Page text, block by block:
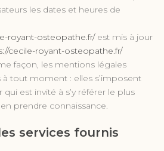
les dates et heures de
royant-osteopathe.fr/est mis à jour
cecile-royant-osteopathe.fr/
façon, les mentions légales
tout moment : elles s’imposent
qui est invité à s’y référer le plus
prendre connaissance.
services fournis